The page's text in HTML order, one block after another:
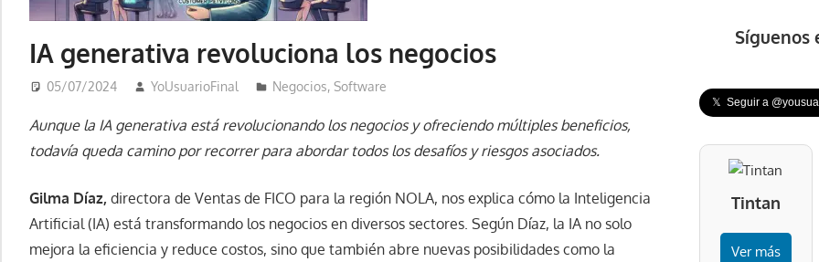
IA generativa revoluciona los negocios
05/07/2024 YoUsuarioFinal Negocios, Software
Aunque la IA generativa está revolucionando los negocios y ofreciendo múltiples beneficios,
todavía queda camino por recorrer para abordar todos los desafíos y riesgos asociados.
Gilma Díaz, directora de Ventas de FICO para la región NOLA, nos explica cómo la Inteligencia
Artificial (IA) está transformando los negocios en diversos sectores. Según Díaz, la IA no solo
mejora la eficiencia y reduce costos, sino que también abre nuevas posibilidades como la
Síguenos
𝕏 Seguir a
Tintan
Ver más